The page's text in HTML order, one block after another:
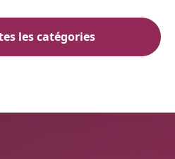
les catégories